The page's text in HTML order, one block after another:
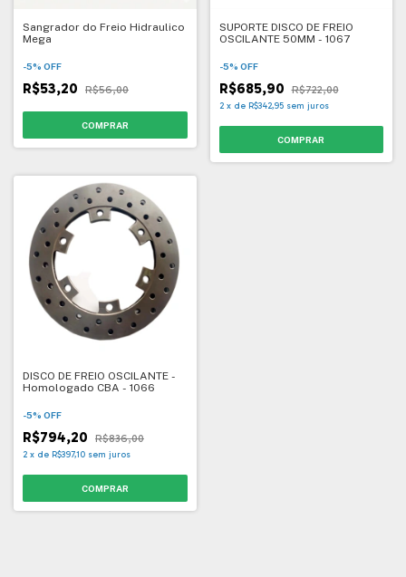
Sangrador do Freio Hidraulico
Mega
-5% OFF
R$53,20 R$56,00
SUPORTE DISCO DE FREIO
OSCILANTE 50MM - 1067
-5% OFF
R$685,90 R$722,00
2 x de R$342,95 sem juros
DISCO DE FREIO OSCILANTE -
Homologado CBA - 1066
-5% OFF
R$794,20 R$836,00
2 x de R$397,10 sem juros